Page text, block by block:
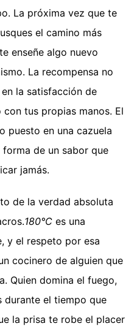
La próxima vez que te
el camino más
enseñe algo nuevo
La recompensa no
la satisfacción de
tus propias manos. El
puesto en una cazuela
de un sabor que
jamás.
de la verdad absoluta
180°C es una
y el respeto por esa
cocinero de alguien que
Quien domina el fuego,
durante el tiempo que
la prisa te robe el placer